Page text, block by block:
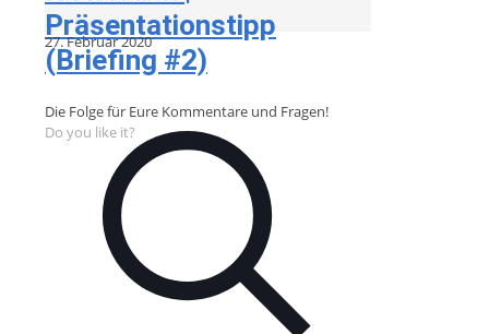
Präsentationstipp
(Briefing #2)
Die Folge für Eure Kommentare und Fragen!
Do you like it?
27. Februar 2020